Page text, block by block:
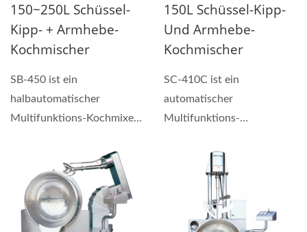
150~250L Schüssel-
Kipp- + Armhebe-
Kochmischer
SB-450 ist ein
halbautomatischer
Multifunktions-Kochmixer,
150L Schüssel-Kipp-
Und Armhebe-
Kochmischer
SC-410C ist ein
automatischer
Multifunktions-
Herstellen von Saucen,